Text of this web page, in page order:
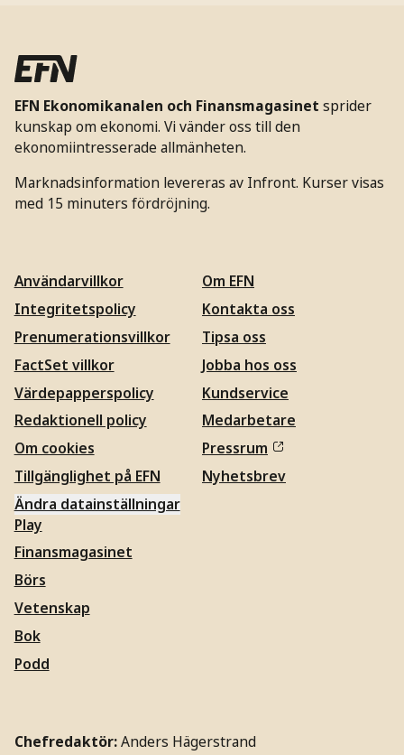
EFN Ekonomikanalen och Finansmagasinet sprider
kunskap om ekonomi. Vi vänder oss till den
ekonomiintresserade allmänheten.
Marknadsinformation levereras av Infront. Kurser visas
med 15 minuters fördröjning.
Användarvillkor
Integritetspolicy
Prenumerationsvillkor
FactSet villkor
Värdepapperspolicy
Redaktionell policy
Om cookies
Tillgänglighet på EFN
Ändra datainställningar
Om EFN
Kontakta oss
Tipsa oss
Jobba hos oss
Kundservice
Medarbetare
Pressrum
Nyhetsbrev
Play
Finansmagasinet
Börs
Vetenskap
Bok
Podd
Chefredaktör:Anders Hägerstrand